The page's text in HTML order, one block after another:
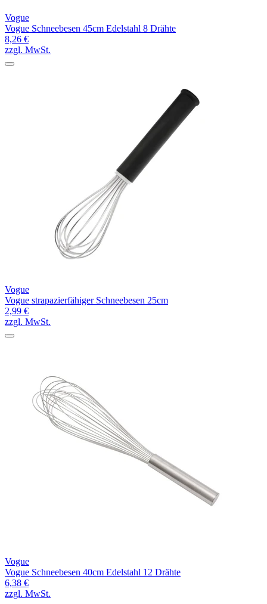
Vogue
Vogue Schneebesen 45cm Edelstahl 8 Drähte
8,26 €
zzgl. MwSt.
Vogue
Vogue strapazierfähiger Schneebesen 25cm
2,99 €
zzgl. MwSt.
Vogue
Vogue Schneebesen 40cm Edelstahl 12 Drähte
6,38 €
zzgl. MwSt.